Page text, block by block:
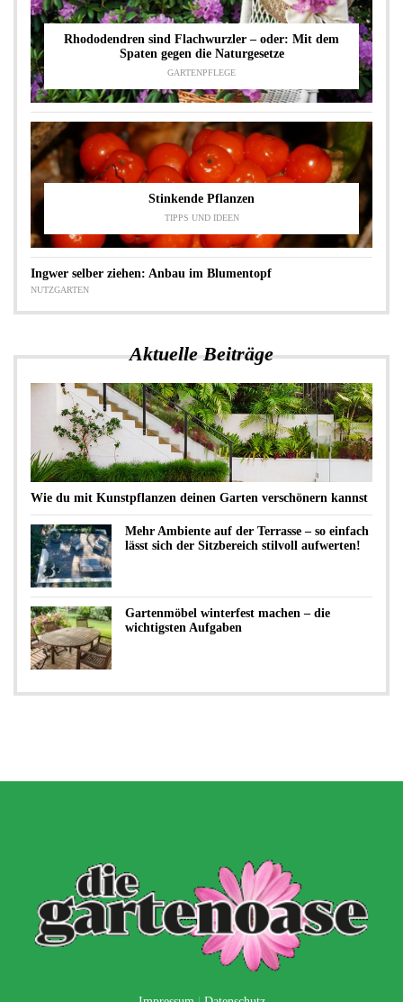
Rhododendren sind Flachwurzler – oder: Mit dem
Spaten gegen die Naturgesetze
GARTENPFLEGE
Stinkende Pflanzen
TIPPS UND IDEEN
Ingwer selber ziehen: Anbau im Blumentopf
NUTZGARTEN
Aktuelle Beiträge
Wie du mit Kunstpflanzen deinen Garten verschönern kannst
Mehr Ambiente auf der Terrasse – so einfach
lässt sich der Sitzbereich stilvoll aufwerten!
Gartenmöbel winterfest machen – die
wichtigsten Aufgaben